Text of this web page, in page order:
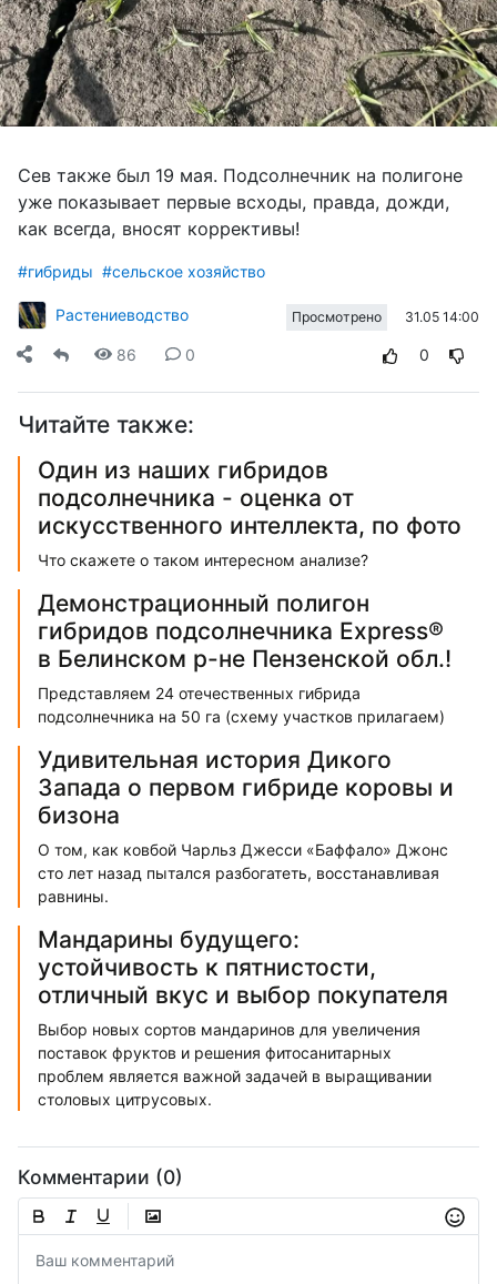
Сев также был 19 мая. Подсолнечник на полигоне
уже показывает первые всходы, правда, дожди,
как всегда, вносят коррективы!
#гибриды #сельское хозяйство
Растениеводство Просмотрено 31.05 14:00
86 0 0
Читайте также:
Один из наших гибридов
подсолнечника - оценка от
искусственного интеллекта, по фото
Что скажете о таком интересном анализе?
Демонстрационный полигон
гибридов подсолнечника Express®
в Белинском р-не Пензенской обл.!
Представляем 24 отечественных гибрида
подсолнечника на 50 га (схему участков прилагаем)
Удивительная история Дикого
Запада о первом гибриде коровы и
бизона
О том, как ковбой Чарльз Джесси «Баффало» Джонс
сто лет назад пытался разбогатеть, восстанавливая
равнины.
Мандарины будущего:
устойчивость к пятнистости,
отличный вкус и выбор покупателя
Выбор новых сортов мандаринов для увеличения
поставок фруктов и решения фитосанитарных
проблем является важной задачей в выращивании
столовых цитрусовых.
Комментарии (0)